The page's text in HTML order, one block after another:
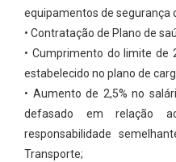
equipamentos de segurança
• Contratação de Plano de
• Cumprimento do limite de
estabelecido no plano de
• Aumento de 2,5% no
defasado em relação
responsabilidade
Transporte;